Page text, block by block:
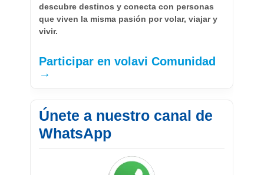
descubre destinos y conecta con personas
que viven la misma pasión por volar, viajar y
vivir.
Participar en volavi Comunidad
→
Únete a nuestro canal de
WhatsApp